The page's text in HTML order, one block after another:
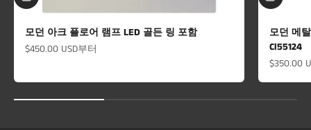
모던 아크 플로어 램프 LED 골든 링 포함
할인 가격
$450.00 USD부터
모던 메
Cl55124
할인 가격
$350.00